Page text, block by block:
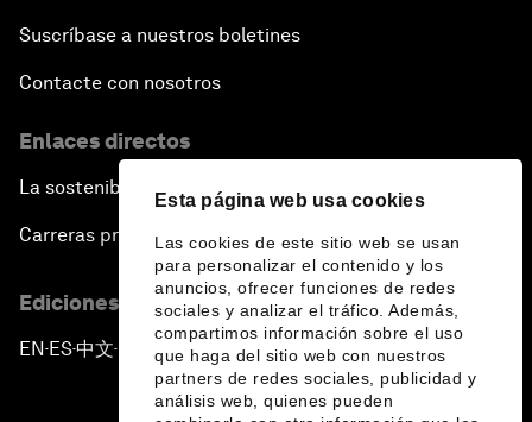
Esta página web usa cookies
Las cookies de este sitio web se usan
para personalizar el contenido y los
anuncios, ofrecer funciones de redes
sociales y analizar el tráfico. Además,
compartimos información sobre el uso
que haga del sitio web con nuestros
partners de redes sociales, publicidad y
análisis web, quienes pueden
Suscríbase a nuestros boletines
Contacte con nosotros
Enlaces directos
La sostenibilidad en el Foro
Carreras profesionales
Ediciones en otros idiomas
EN ▪ES▪中文▪ 日本語